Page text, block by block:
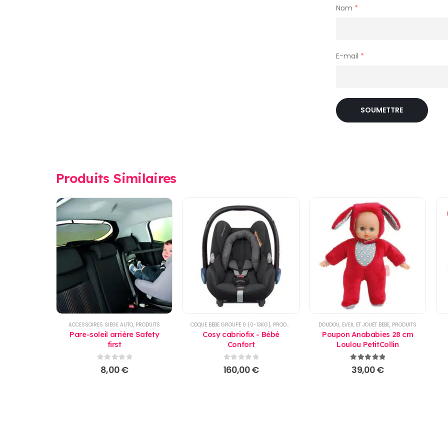
Nom *
E-mail *
Produits Similaires
ACCESSOIRES SIEGE AUTO, PRODUITS
Pare-soleil arrière Safety
first
0sur 5
8,00€
COQUE BEBE GROUPE 0 (0-13KG), PRODUITS
Cosy cabriofix - Bébé
Confort
0sur 5
160,00€
DOUDOU, EVEIL ET JOUET BEBE, PRODUITS
Poupon Anababies 28 cm
Loulou PetitCollin
5.00sur 5
39,00€